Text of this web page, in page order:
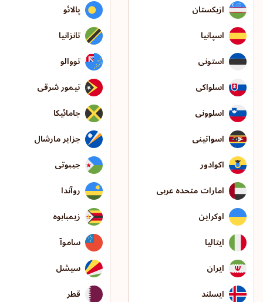
ازبکستان
اسپانیا
استونی
اسلواکی
اسلوونی
اسواتینی
اکوادور
امارات متحده عربی
اوکراین
ایتالیا
ایران
ایسلند
پالائو
تانزانیا
تووالو
تیمور شرقی
جامائیکا
جزایر مارشال
جیبوتی
روآندا
زیمبابوه
ساموآ
سیشل
قطر